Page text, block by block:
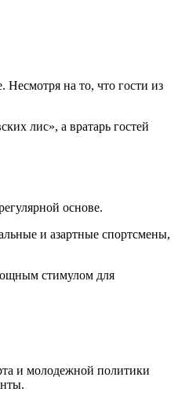
на то, что гости из
лис», а вратарь гостей
основе.
и азартные спортсмены,
стимулом для
и молодежной политики